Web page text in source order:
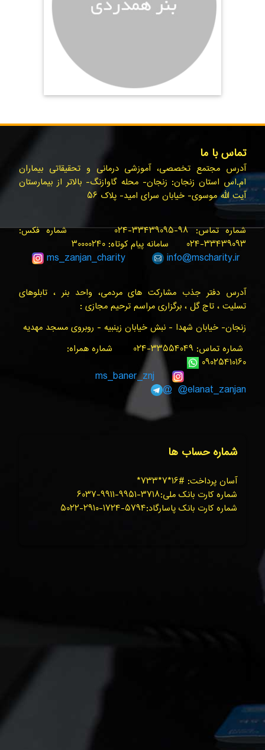
تماس با ما
آدرس مجتمع تخصصی، آموزشی درمانی و تحقیقاتی بیماران
ام.اس استان زنجان: زنجان- محله گاوازنگ- بالاتر از بیمارستان
آیت الله موسوی- خیابان سرای امید- پلاک ۵۶
شماره تماس: ۹۸-۳۳۴۳۹۰۹۵-۰۲۴ شماره فکس:
۳۳۴۳۹۰۹۳-۰۲۴ سامانه پیام کوتاه: ۳۰۰۰۰۲۴۰
ms_zanjan_charity info@mscharity.ir
آدرس دفتر جذب مشارکت های مردمی، واحد بنر ، تابلوهای
تسلیت ، تاج گل ، برگزاری مراسم ترحیم مجازی :
زنجان- خیابان شهدا - نبش خیابان زینبیه - روبروی مسجد مهدیه
شماره تماس: ۳۳۵۵۴۰۴۹-۰۲۴ شماره همراه:
۰۹۰۲۵۴۱۰۱۶۰
ms_baner_znj
@elanat_zanjan@
شماره حساب ها
آسان پرداخت: #۱۶*۷*۷۳۳*
شماره کارت بانک ملی:۳۷۱۸-۹۹۵۱-۹۹۱۱-۶۰۳۷
شماره کارت بانک پاسارگاد:۵۷۹۴-۱۷۲۴-۲۹۱۰-۵۰۲۲